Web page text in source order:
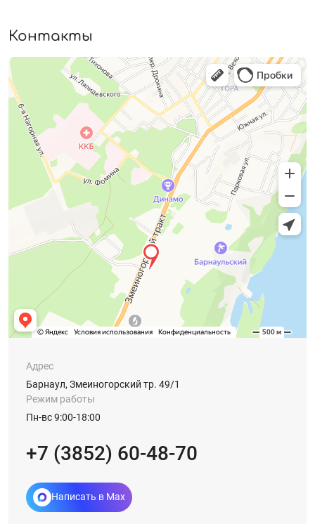
Контакты
Адрес
Барнаул, Змеиногорский тр. 49/1
Режим работы
Пн-вс 9:00-18:00
+7 (3852) 60-48-70
Написать в Max